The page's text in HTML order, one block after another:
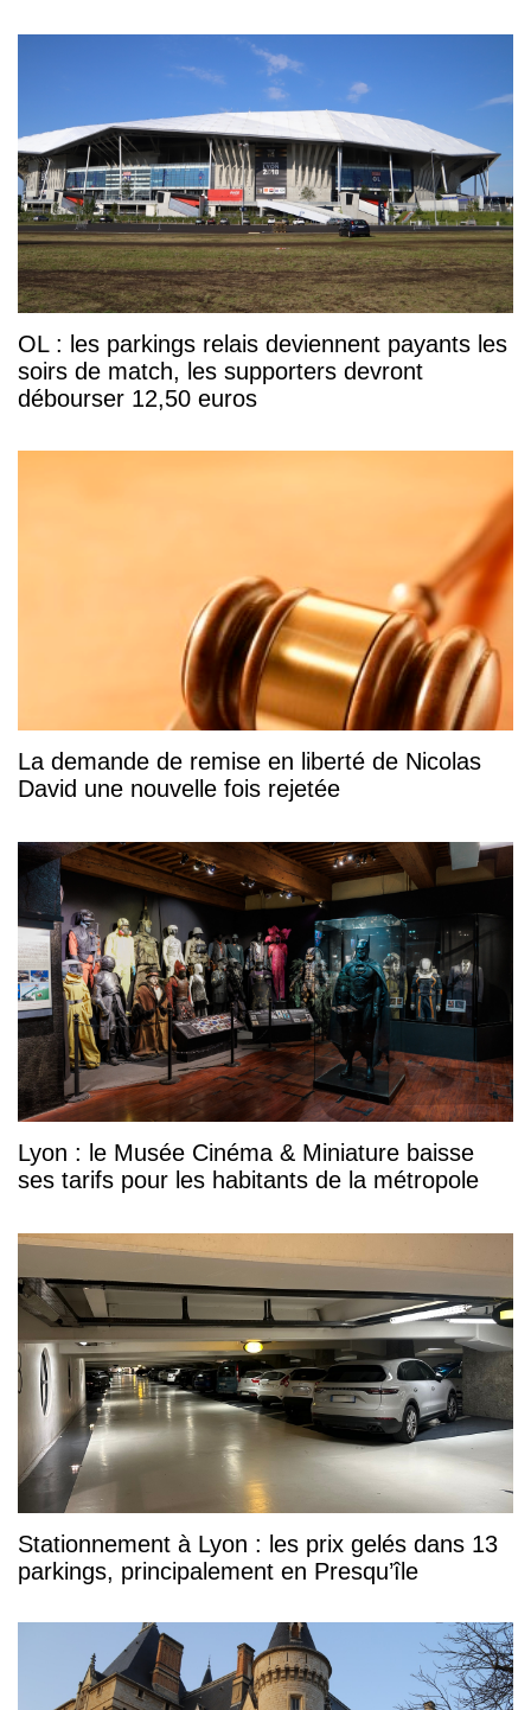
OL : les parkings relais deviennent payants les
soirs de match, les supporters devront
débourser 12,50 euros
La demande de remise en liberté de Nicolas
David une nouvelle fois rejetée
Lyon : le Musée Cinéma & Miniature baisse
ses tarifs pour les habitants de la métropole
Stationnement à Lyon : les prix gelés dans 13
parkings, principalement en Presqu’île